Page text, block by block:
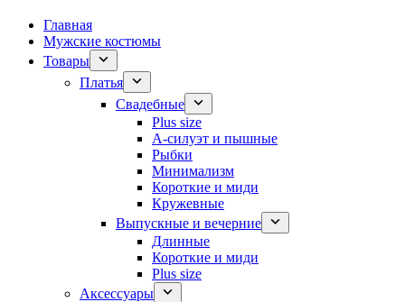
Главная
Мужские костюмы
Товары
Платья
Свадебные
Plus size
А-силуэт и пышные
Рыбки
Минимализм
Короткие и миди
Кружевные
Выпускные и вечерние
Длинные
Короткие и миди
Plus size
Аксессуары